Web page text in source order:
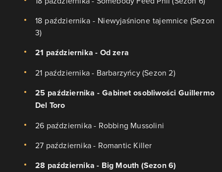
18 października - Niewyjaśnione tajemnice (Sezon
3)
21 października - Od zera
21 października - Barbarzyńcy (Sezon 2)
25 października - Gabinet osobliwości Guillermo
Del Toro
26 października - Robbing Mussolini
27 października - Romantic Killer
28 października - Big Mouth (Sezon 6)